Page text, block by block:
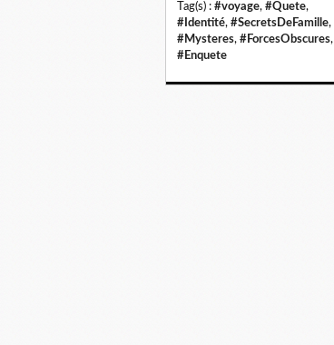
Tag(s) : #voyage, #Quete,
#Identité, #SecretsDeFamille,
#Mysteres, #ForcesObscures,
#Enquete